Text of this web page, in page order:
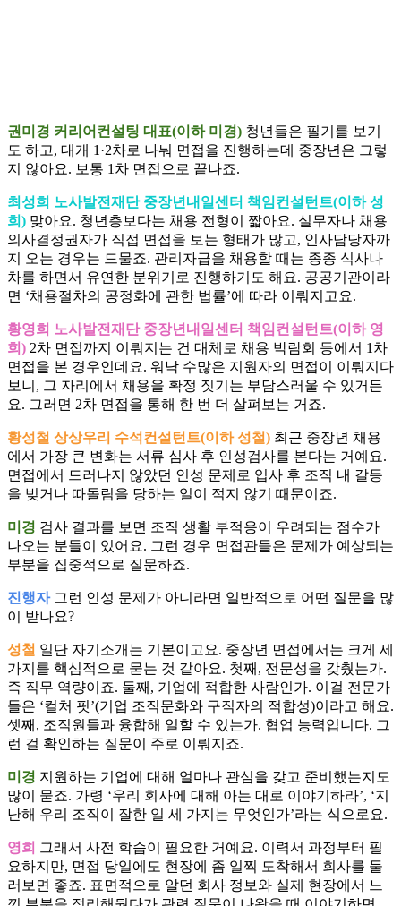
권미경 커리어컨설팅 대표(이하 미경) 청년들은 필기를 보기
도 하고, 대개 1·2차로 나눠 면접을 진행하는데 중장년은 그렇
지 않아요. 보통 1차 면접으로 끝나죠.
최성희 노사발전재단 중장년내일센터 책임컨설턴트(이하 성
희) 맞아요. 청년층보다는 채용 전형이 짧아요. 실무자나 채용
의사결정권자가 직접 면접을 보는 형태가 많고, 인사담당자까
지 오는 경우는 드물죠. 관리자급을 채용할 때는 종종 식사나
차를 하면서 유연한 분위기로 진행하기도 해요. 공공기관이라
면 ‘채용절차의 공정화에 관한 법률’에 따라 이뤄지고요.
황영희 노사발전재단 중장년내일센터 책임컨설턴트(이하 영
희) 2차 면접까지 이뤄지는 건 대체로 채용 박람회 등에서 1차
면접을 본 경우인데요. 워낙 수많은 지원자의 면접이 이뤄지다
보니, 그 자리에서 채용을 확정 짓기는 부담스러울 수 있거든
요. 그러면 2차 면접을 통해 한 번 더 살펴보는 거죠.
황성철 상상우리 수석컨설턴트(이하 성철) 최근 중장년 채용
에서 가장 큰 변화는 서류 심사 후 인성검사를 본다는 거예요.
면접에서 드러나지 않았던 인성 문제로 입사 후 조직 내 갈등
을 빚거나 따돌림을 당하는 일이 적지 않기 때문이죠.
미경 검사 결과를 보면 조직 생활 부적응이 우려되는 점수가
나오는 분들이 있어요. 그런 경우 면접관들은 문제가 예상되는
부분을 집중적으로 질문하죠.
진행자그런 인성 문제가 아니라면 일반적으로 어떤 질문을 많
이 받나요?
성철 일단 자기소개는 기본이고요. 중장년 면접에서는 크게 세
가지를 핵심적으로 묻는 것 같아요. 첫째, 전문성을 갖췄는가.
즉 직무 역량이죠. 둘째, 기업에 적합한 사람인가. 이걸 전문가
들은 ‘컬처 핏’(기업 조직문화와 구직자의 적합성)이라고 해요.
셋째, 조직원들과 융합해 일할 수 있는가. 협업 능력입니다. 그
런 걸 확인하는 질문이 주로 이뤄지죠.
미경 지원하는 기업에 대해 얼마나 관심을 갖고 준비했는지도
많이 묻죠. 가령 ‘우리 회사에 대해 아는 대로 이야기하라’, ‘지
난해 우리 조직이 잘한 일 세 가지는 무엇인가’라는 식으로요.
영희 그래서 사전 학습이 필요한 거예요. 이력서 과정부터 필
요하지만, 면접 당일에도 현장에 좀 일찍 도착해서 회사를 둘
러보면 좋죠. 표면적으로 알던 회사 정보와 실제 현장에서 느